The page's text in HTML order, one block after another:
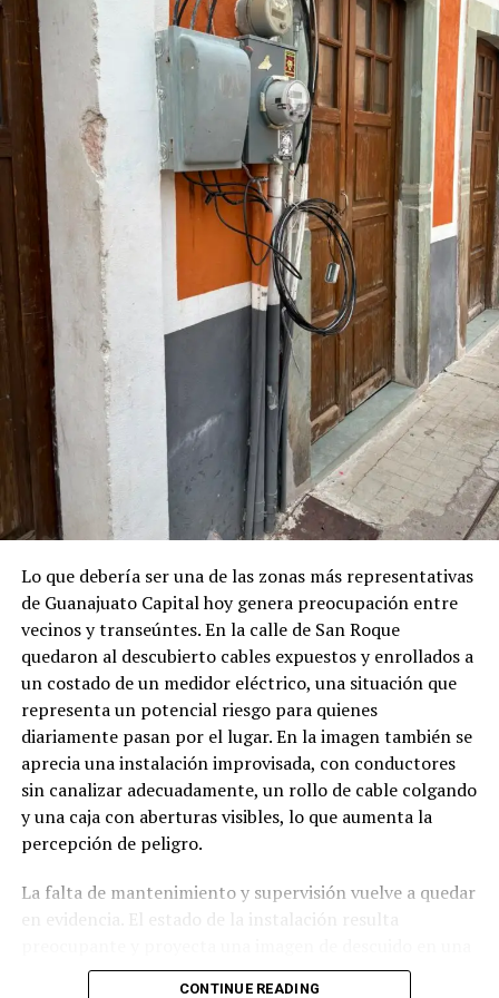
Lo que debería ser una de las zonas más representativas
de Guanajuato Capital hoy genera preocupación entre
vecinos y transeúntes. En la calle de San Roque
quedaron al descubierto cables expuestos y enrollados a
un costado de un medidor eléctrico, una situación que
representa un potencial riesgo para quienes
diariamente pasan por el lugar. En la imagen también se
aprecia una instalación improvisada, con conductores
sin canalizar adecuadamente, un rollo de cable colgando
y una caja con aberturas visibles, lo que aumenta la
percepción de peligro.
La falta de mantenimiento y supervisión vuelve a quedar
en evidencia. El estado de la instalación resulta
zona con constante tránsito peatonal. Ciudadanos
CONTINUE READING